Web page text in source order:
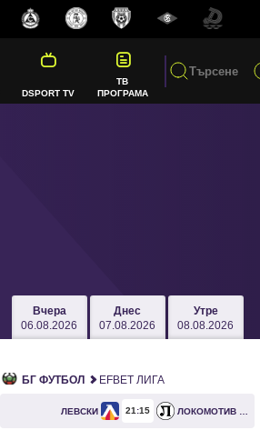
DSPORT TV
ТВ
ПРОГРАМА
Вчера
06.08.2026
Днес
07.08.2026
Утре
08.08.2026
БГ ФУТБОЛ EFBET ЛИГА
ЛЕВСКИ 21 15